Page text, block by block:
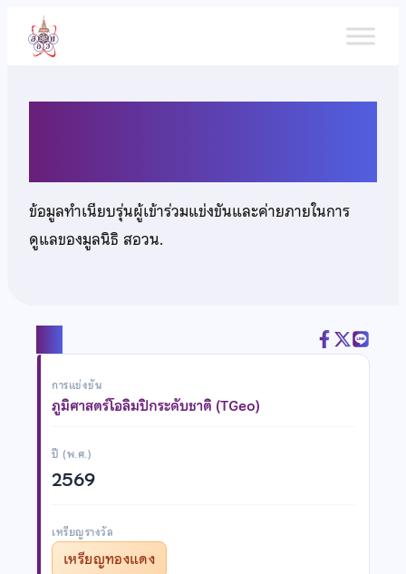
เนื้อหา
ข้อมูลทำเนียบรุ่นผู้เข้าร่วมแข่งขันและค่ายภายในการ
ดูแลของมูลนิธิ สอวน.
การแข่งขัน
ภูมิศาสตร์โอลิมปิกระดับชาติ (TGeo)
ปี (พ.ศ.)
2569
เหรียญรางวัล
เหรียญทองแดง